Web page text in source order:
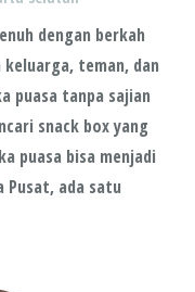
dengan berkah
teman, dan
puasa tanpa sajian
snack box yang
puasa bisa menjadi
ada satu